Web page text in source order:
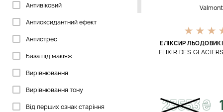
Антивіковий
Антиоксидантний ефект
Антистрес
База під макіяж
Вирівнювання
Вирівнювання тону
Від перших ознак старіння
Valmont
ЕЛІКСИР
ELIXIR DES
23553₴